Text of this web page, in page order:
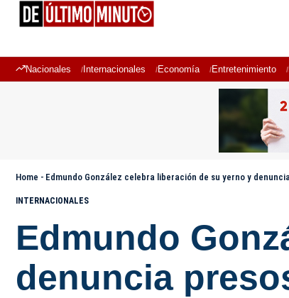
Nacionales Internacionales Economía Entretenimiento
Home - Edmundo González celebra liberación de su yerno y
INTERNACIONALES
Edmundo
denuncia